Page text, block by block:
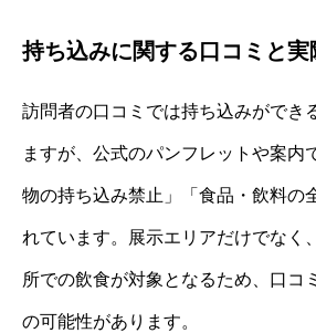
持ち込みに関する口コミと
訪問者の口コミでは持ち込みができ
ますが、公式のパンフレットや案内
物の持ち込み禁止」「食品・飲料の
れています。展示エリアだけでなく
所での飲食が対象となるため、口コ
の可能性があります。